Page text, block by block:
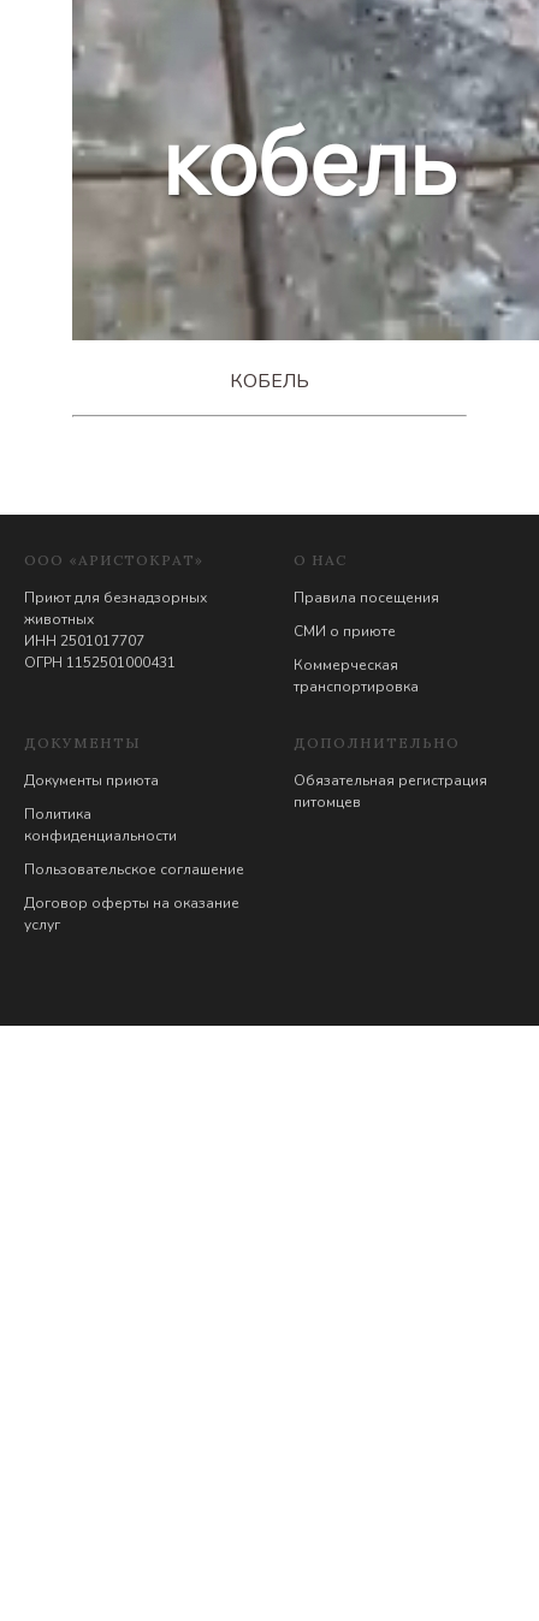
КОБЕЛЬ
ООО «АРИСТОКРАТ»
Приют для безнадзорных
животных
ИНН 2501017707
ОГРН 1152501000431
О НАС
Правила посещения
СМИ о приюте
Коммерческая
транспортировка
ДОКУМЕНТЫ
Документы приюта
Политика
конфиденциальности
Пользовательское соглашение
Договор оферты на оказание
услуг
ДОПОЛНИТЕЛЬНО
Обязательная регистрация
питомцев